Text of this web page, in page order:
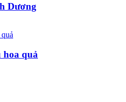
Dương
hoa quả